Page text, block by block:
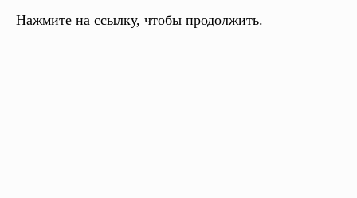
Нажмите на ссылку, чтобы продолжить.